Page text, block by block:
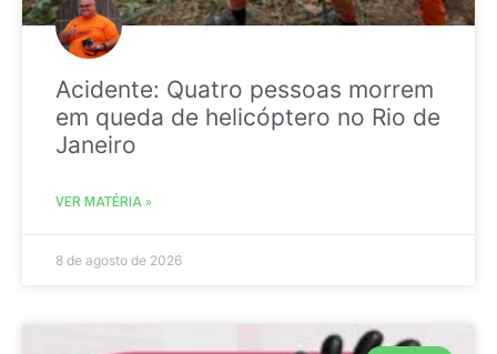
Acidente: Quatro pessoas morrem
em queda de helicóptero no Rio de
Janeiro
VER MATÉRIA »
8 de agosto de 2026